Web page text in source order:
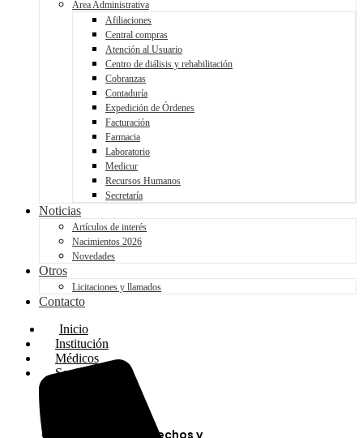
Área Administrativa
Afiliaciones
Central compras
Atención al Usuario
Centro de diálisis y rehabilitación
Cobranzas
Contaduría
Expedición de Órdenes
Facturación
Farmacia
Laboratorio
Medicur
Recursos Humanos
Secretaría
Noticias
Artículos de interés
Nacimientos 2026
Novedades
Otros
Licitaciones y llamados
Contacto
Inicio
Institución
Médicos
Socios
Cartilla de derechos y